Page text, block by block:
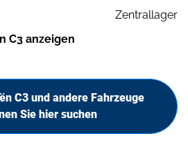
Zentrallager
C3 anzeigen
C3 und andere Fahrzeuge
Sie hier suchen